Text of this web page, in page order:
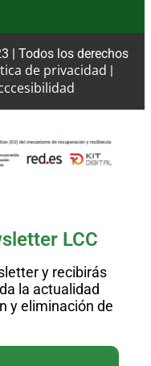
| Todos los derechos
de privacidad
LCC
y recibirás
la actualidad
y eliminación de